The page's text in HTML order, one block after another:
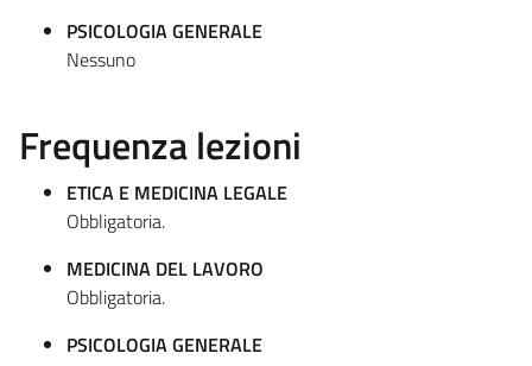
PSICOLOGIA GENERALE
Nessuno
Frequenza lezioni
ETICA E MEDICINA LEGALE
Obbligatoria.
MEDICINA DEL LAVORO
Obbligatoria.
PSICOLOGIA GENERALE